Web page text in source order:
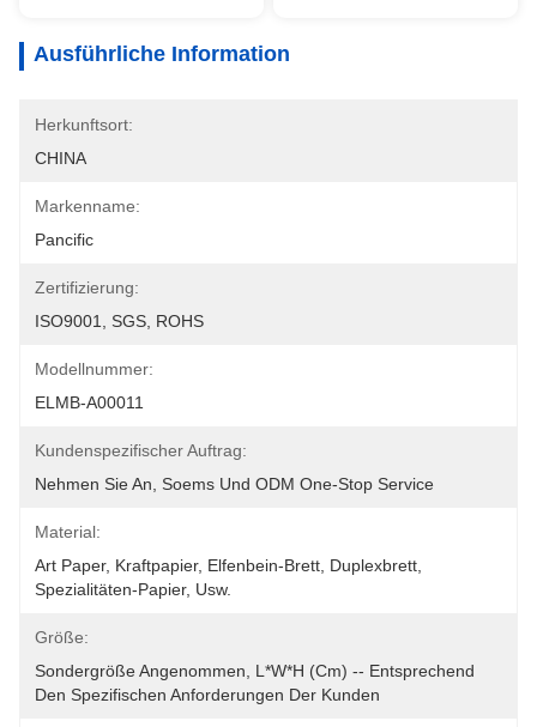
Ausführliche Information
Herkunftsort:
CHINA
Markenname:
Pancific
Zertifizierung:
ISO9001, SGS, ROHS
Modellnummer:
ELMB-A00011
Kundenspezifischer Auftrag:
Nehmen Sie An, Soems Und ODM One-Stop Service
Material:
Art Paper, Kraftpapier, Elfenbein-Brett, Duplexbrett,
Spezialitäten-Papier, Usw.
Größe:
Sondergröße Angenommen, L*W*H (cm) -- Entsprechend
Den Spezifischen Anforderungen Der Kunden